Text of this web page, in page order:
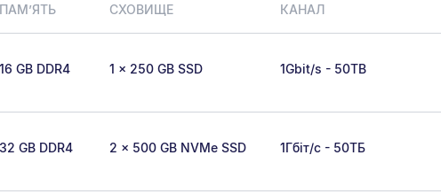
ПАМʼЯТЬ СХОВИЩЕ КАНАЛ
16 GB DDR4 1 x 250 GB SSD 1Gbit/s - 50TB
32 GB DDR4 2 x 500 GB NVMe SSD 1Гбіт/с - 50ТБ